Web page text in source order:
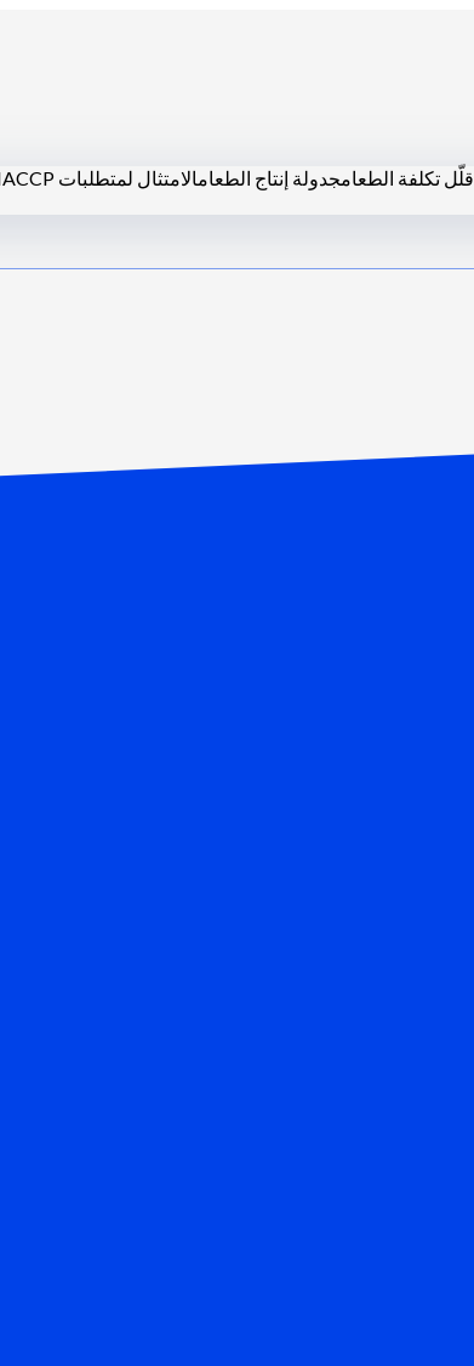
قلّل تكلفة الطعامجدولة إنتاج الطعامالامتثال لمتطلبات HACCP